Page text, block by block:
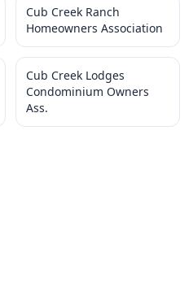
Cub Creek Ranch
Homeowners Association
Cub Creek Lodges
Condominium Owners
Ass.